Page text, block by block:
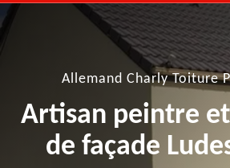
Allemand Charly Toiture
Artisan peintre
de façade